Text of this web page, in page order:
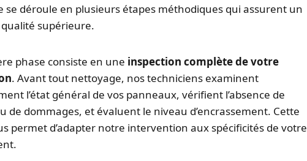
se déroule en plusieurs étapes méthodiques qui assurent un
supérieure.
phase consiste en une inspection complète de votre
. Avant tout nettoyage, nos techniciens examinent
l’état général de vos panneaux, vérifient l’absence de
de dommages, et évaluent le niveau d’encrassement. Cette
permet d’adapter notre intervention aux spécificités de votre